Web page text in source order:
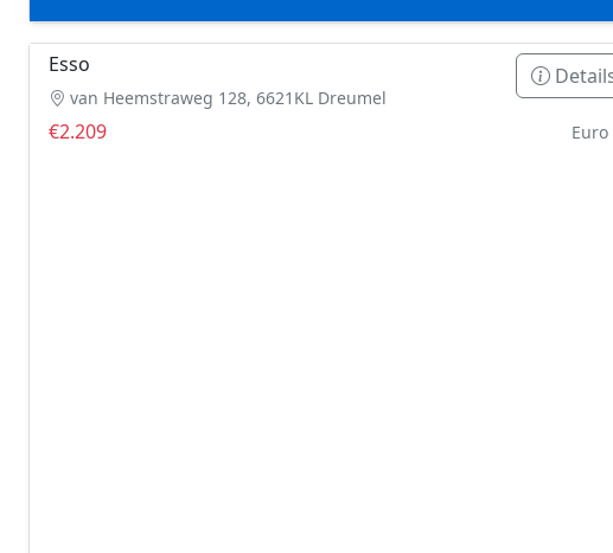
Esso
van Heemstraweg 128, 6621KL Dreumel
€2.209 Euro